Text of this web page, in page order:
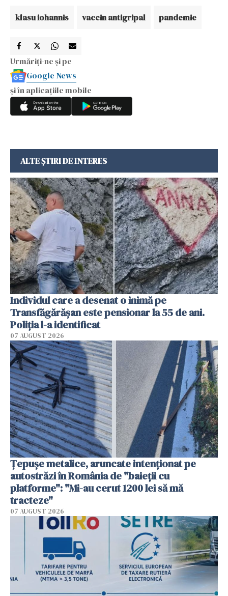
klasu iohannis vaccin antigripal pandemie
Urmăriți-ne și pe
Google News
și în aplicațiile mobile
ALTE ȘTIRI DE INTERES
Individul care a desenat o inimă pe
Transfăgărășan este pensionar la 55 de ani.
Poliția l-a identificat
07 AUGUST 2026
Țepușe metalice, aruncate intenționat pe
autostrăzi în România de "baieții cu
platforme": "Mi-au cerut 1200 lei să mă
tracteze"
07 AUGUST 2026